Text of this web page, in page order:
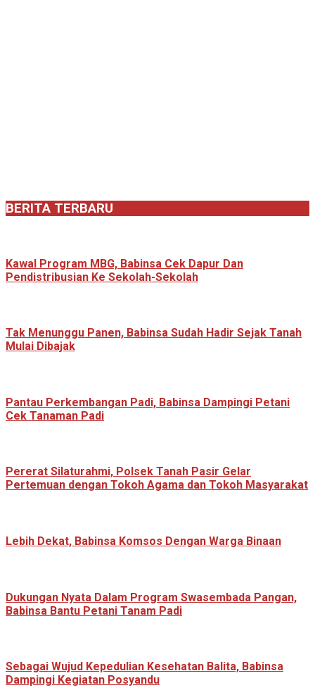
BERITA TERBARU
Kawal Program MBG, Babinsa Cek Dapur Dan
Pendistribusian Ke Sekolah-Sekolah
Tak Menunggu Panen, Babinsa Sudah Hadir Sejak Tanah
Mulai Dibajak
Pantau Perkembangan Padi, Babinsa Dampingi Petani
Cek Tanaman Padi
Pererat Silaturahmi, Polsek Tanah Pasir Gelar
Pertemuan dengan Tokoh Agama dan Tokoh Masyarakat
Lebih Dekat, Babinsa Komsos Dengan Warga Binaan
Dukungan Nyata Dalam Program Swasembada Pangan,
Babinsa Bantu Petani Tanam Padi
Sebagai Wujud Kepedulian Kesehatan Balita, Babinsa
Dampingi Kegiatan Posyandu